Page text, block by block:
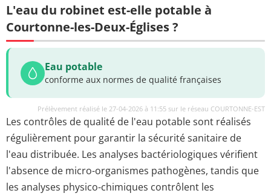
L'eau du robinet est-elle potable à
Courtonne-les-Deux-Églises ?
Eau potable
conforme aux normes de qualité françaises
Prélèvement réalisé le 27-04-2026 à 11:55 sur le réseau COURTONNE-EST
Les contrôles de qualité de l'eau potable sont réalisés
régulièrement pour garantir la sécurité sanitaire de
l'eau distribuée. Les analyses bactériologiques vérifient
l'absence de micro-organismes pathogènes, tandis que
les analyses physico-chimiques contrôlent les